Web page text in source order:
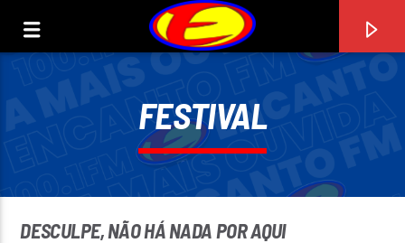
ENCANTO FM
FESTIVAL
DESCULPE, NÃO HÁ NADA POR AQUI